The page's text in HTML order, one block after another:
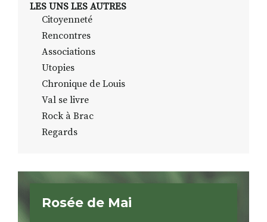
LES UNS LES AUTRES
Citoyenneté
Rencontres
Associations
Utopies
Chronique de Louis
Val se livre
Rock à Brac
Regards
Rosée de Mai